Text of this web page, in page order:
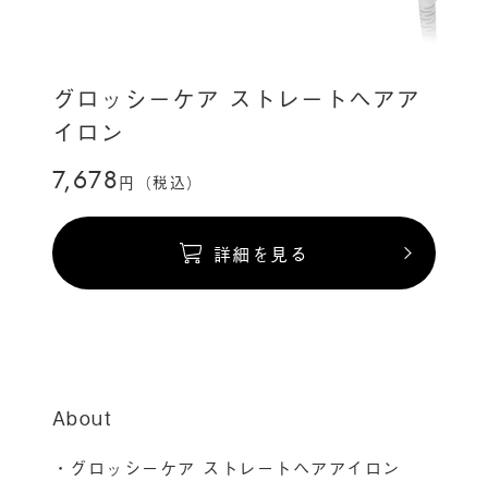
グロッシーケア ストレートヘアア
イロン
7,678円（税込）
詳細を見る
About
・グロッシーケア ストレートヘアアイロン